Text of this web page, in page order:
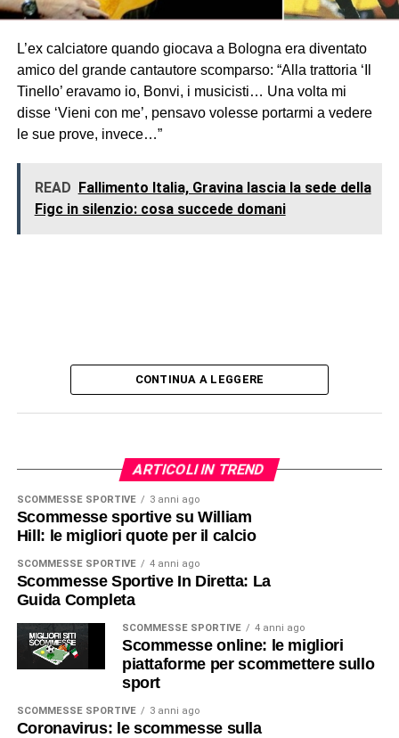
L’ex calciatore quando giocava a Bologna era diventato
amico del grande cantautore scomparso: “Alla trattoria ‘Il
Tinello’ eravamo io, Bonvi, i musicisti… Una volta mi
disse ‘Vieni con me’, pensavo volesse portarmi a vedere
le sue prove, invece…”
READ Fallimento Italia, Gravina lascia la sede della
Figc in silenzio: cosa succede domani
CONTINUA A LEGGERE
ARTICOLI IN TREND
SCOMMESSE SPORTIVE 3 anni ago
Scommesse sportive su William
Hill: le migliori quote per il calcio
SCOMMESSE SPORTIVE 4 anni ago
Scommesse Sportive In Diretta: La
Guida Completa
SCOMMESSE SPORTIVE 4 anni ago
Scommesse online: le migliori
piattaforme per scommettere sullo
sport
SCOMMESSE SPORTIVE 3 anni ago
Coronavirus: le scommesse sulla